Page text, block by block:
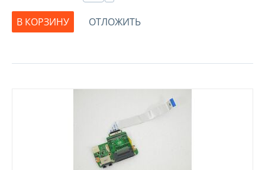
В КОРЗИНУ
ОТЛОЖИТЬ